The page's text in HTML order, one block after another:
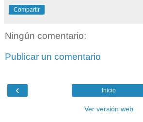
Compartir
Ningún comentario:
Publicar un comentario
‹ Inicio
Ver versión web